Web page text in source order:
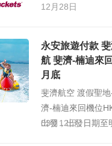
12月28日
永安旅遊付款
航 斐濟-楠迪來
月底
斐濟航空 渡假聖
濟-楠迪來回機位
出發，出發日期至
03月12日